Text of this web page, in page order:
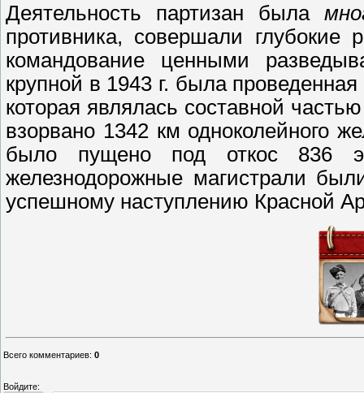
Деятельность партизан была
противника, совершали глубокие
командование ценными
крупной в 1943 г. была
которая являлась составной
взорвано 1342 км одноколейного
было пущено под откос 836
железнодорожные магистрали
успешному наступлению Красной
Всего комментариев: 0
Войдите: